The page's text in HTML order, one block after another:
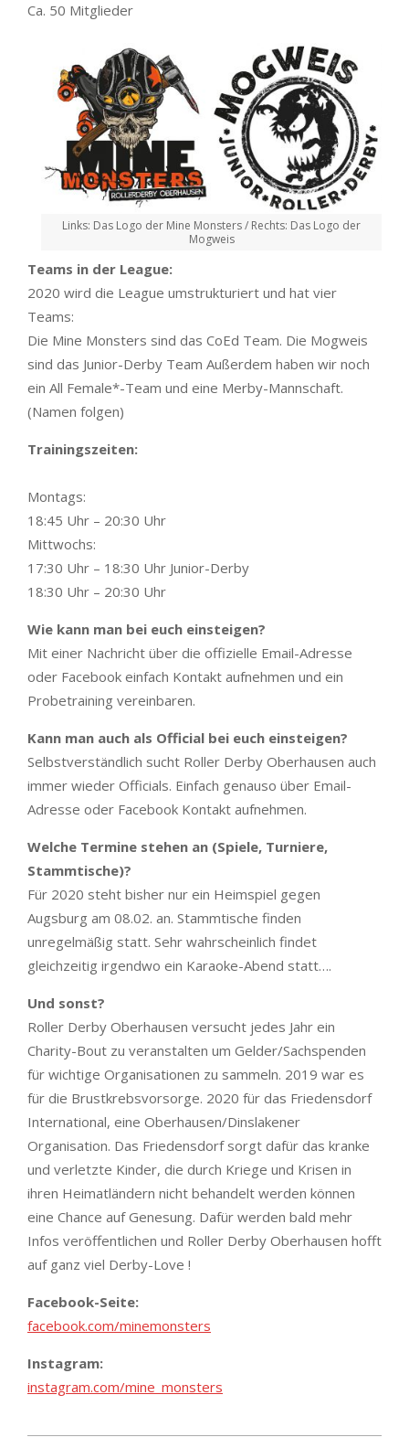
Ca. 50 Mitglieder
Links: Das Logo der Mine Monsters / Rechts: Das Logo der
Mogweis
Teams in der League:
2020 wird die League umstrukturiert und hat vier
Teams:
Die Mine Monsters sind das CoEd Team. Die Mogweis
sind das Junior-Derby Team Außerdem haben wir noch
ein All Female*-Team und eine Merby-Mannschaft.
(Namen folgen)
Trainingszeiten:
Montags:
18:45 Uhr – 20:30 Uhr
Mittwochs:
17:30 Uhr – 18:30 Uhr Junior-Derby
18:30 Uhr – 20:30 Uhr
Wie kann man bei euch einsteigen?
Mit einer Nachricht über die offizielle Email-Adresse
oder Facebook einfach Kontakt aufnehmen und ein
Probetraining vereinbaren.
Kann man auch als Official bei euch einsteigen?
Selbstverständlich sucht Roller Derby Oberhausen auch
immer wieder Officials. Einfach genauso über Email-
Adresse oder Facebook Kontakt aufnehmen.
Welche Termine stehen an (Spiele, Turniere,
Stammtische)?
Für 2020 steht bisher nur ein Heimspiel gegen
Augsburg am 08.02. an. Stammtische finden
unregelmäßig statt. Sehr wahrscheinlich findet
gleichzeitig irgendwo ein Karaoke-Abend statt….
Und sonst?
Roller Derby Oberhausen versucht jedes Jahr ein
Charity-Bout zu veranstalten um Gelder/Sachspenden
für wichtige Organisationen zu sammeln. 2019 war es
für die Brustkrebsvorsorge. 2020 für das Friedensdorf
International, eine Oberhausen/Dinslakener
Organisation. Das Friedensdorf sorgt dafür das kranke
und verletzte Kinder, die durch Kriege und Krisen in
ihren Heimatländern nicht behandelt werden können
eine Chance auf Genesung. Dafür werden bald mehr
Infos veröffentlichen und Roller Derby Oberhausen hofft
auf ganz viel Derby-Love !
Facebook-Seite:
facebook.com/minemonsters
Instagram:
instagram.com/mine_monsters